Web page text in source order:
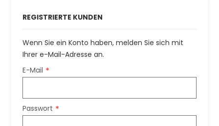
REGISTRIERTE KUNDEN
Wenn Sie ein Konto haben, melden Sie sich mit
Ihrer e-Mail-Adresse an.
E-Mail
Passwort